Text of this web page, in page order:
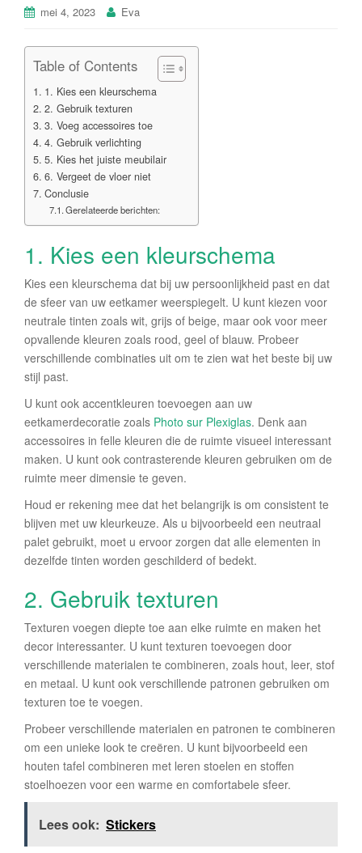
mei 4, 2023 Eva
Table of Contents
1. Kies een kleurschema
2. Gebruik texturen
3. Voeg accessoires toe
4. Gebruik verlichting
5. Kies het juiste meubilair
6. Vergeet de vloer niet
Conclusie
Gerelateerde berichten:
1. Kies een kleurschema
Kies een kleurschema dat bij uw persoonlijkheid past en dat
de sfeer van uw eetkamer weerspiegelt. U kunt kiezen voor
neutrale tinten zoals wit, grijs of beige, maar ook voor meer
opvallende kleuren zoals rood, geel of blauw. Probeer
verschillende combinaties uit om te zien wat het beste bij uw
stijl past.
U kunt ook accentkleuren toevoegen aan uw
eetkamerdecoratie zoals Photo sur Plexiglas. Denk aan
accessoires in felle kleuren die de ruimte visueel interessant
maken. U kunt ook contrasterende kleuren gebruiken om de
ruimte meer dimensie te geven.
Houd er rekening mee dat het belangrijk is om consistent te
blijven met uw kleurkeuze. Als u bijvoorbeeld een neutraal
palet gebruikt, moet u ervoor zorgen dat alle elementen in
dezelfde tinten worden geschilderd of bedekt.
2. Gebruik texturen
Texturen voegen diepte toe aan elke ruimte en maken het
decor interessanter. U kunt texturen toevoegen door
verschillende materialen te combineren, zoals hout, leer, stof
en metaal. U kunt ook verschillende patronen gebruiken om
texturen toe te voegen.
Probeer verschillende materialen en patronen te combineren
om een unieke look te creëren. U kunt bijvoorbeeld een
houten tafel combineren met leren stoelen en stoffen
stoelhoezen voor een warme en comfortabele sfeer.
Lees ook: Stickers